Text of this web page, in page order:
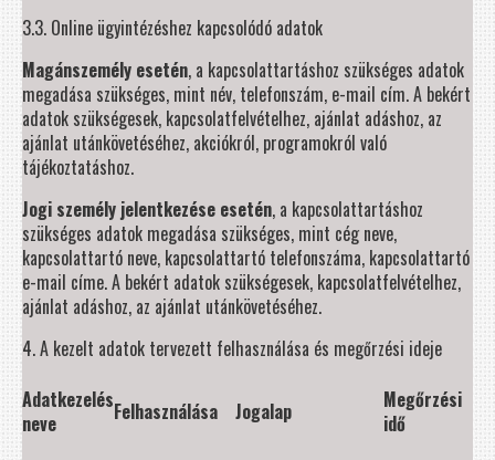
3.3. Online ügyintézéshez kapcsolódó adatok
Magánszemély esetén, a kapcsolattartáshoz szükséges adatok
megadása szükséges, mint név, telefonszám, e-mail cím. A bekért
adatok szükségesek, kapcsolatfelvételhez, ajánlat adáshoz, az
ajánlat utánkövetéséhez, akciókról, programokról való
tájékoztatáshoz.
Jogi személy jelentkezése esetén, a kapcsolattartáshoz
szükséges adatok megadása szükséges, mint cég neve,
kapcsolattartó neve, kapcsolattartó telefonszáma, kapcsolattartó
e-mail címe. A bekért adatok szükségesek, kapcsolatfelvételhez,
ajánlat adáshoz, az ajánlat utánkövetéséhez.
4. A kezelt adatok tervezett felhasználása és megőrzési ideje
Adatkezelés
neve
Felhasználása Jogalap
Megőrzési
idő